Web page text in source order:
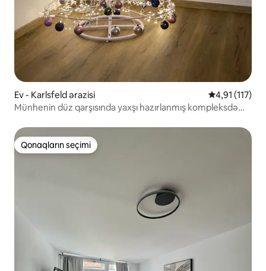
Ev - Karlsfeld ərazisi Ortalama
4,91 (117)
Münhenin düz qarşısında yaxşı hazırlanmış kompleksdə
Qonaqların seçimi
Qonaqların seçimi